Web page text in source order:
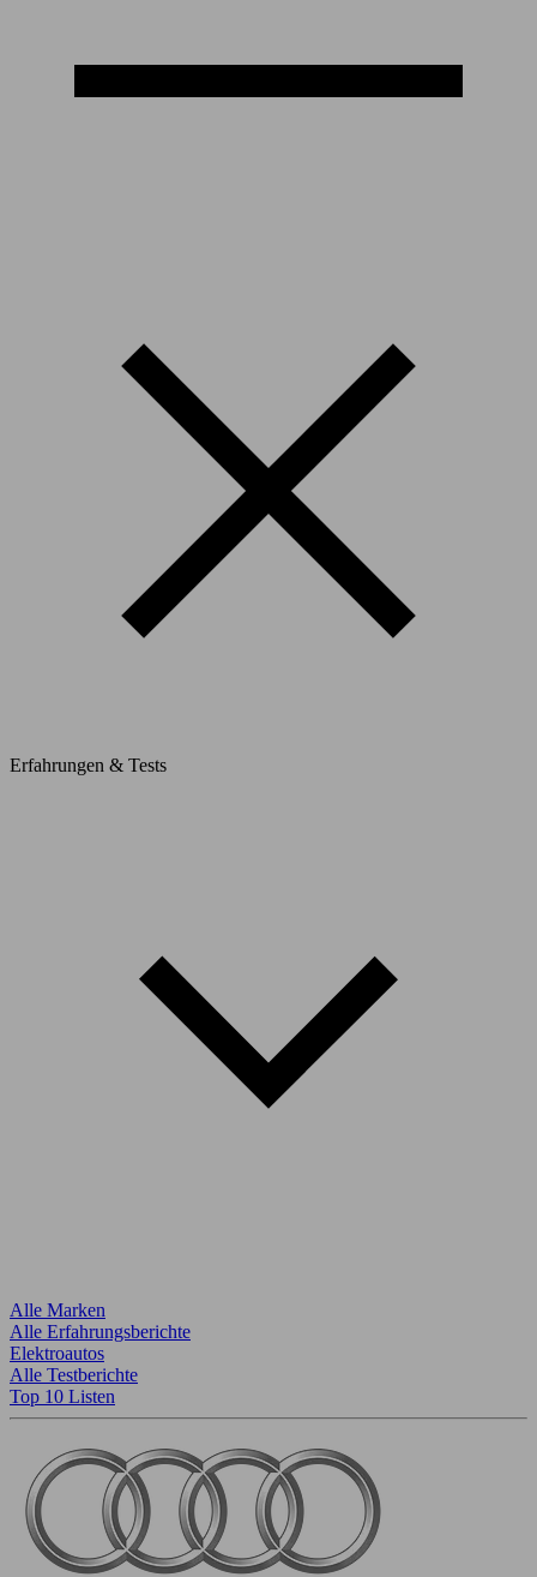
Erfahrungen & Tests
Alle Marken
Alle Erfahrungsberichte
Elektroautos
Alle Testberichte
Top 10 Listen